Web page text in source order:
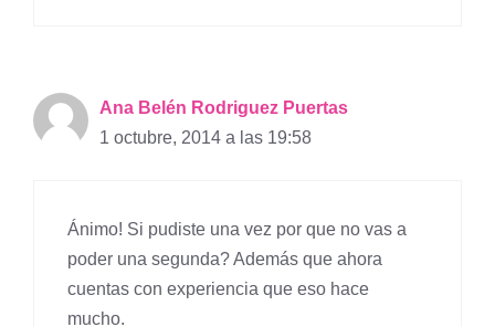
Ana Belén Rodriguez Puertas
1 octubre, 2014 a las 19:58
Ánimo! Si pudiste una vez por que no vas a
poder una segunda? Además que ahora
cuentas con experiencia que eso hace
mucho.